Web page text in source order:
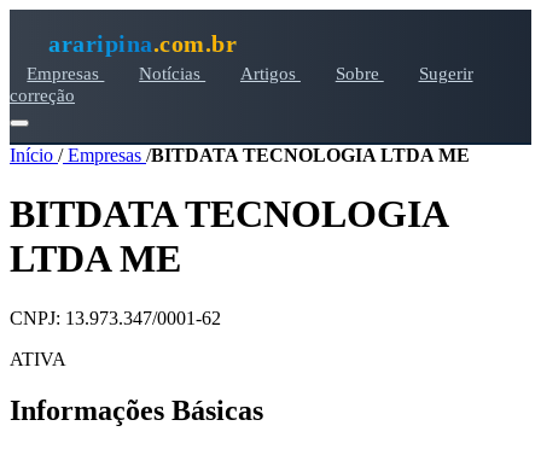
araripina.com.br
Empresas Notícias Artigos Sobre
Sugerir
correção
Início /Empresas /BITDATA TECNOLOGIA LTDA ME
BITDATA TECNOLOGIA
LTDA ME
CNPJ: 13.973.347/0001-62
ATIVA
Informações Básicas